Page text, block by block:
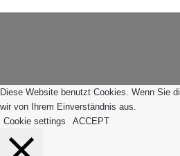
Diese Website benutzt Cookies. Wenn Sie
wir von Ihrem Einverständnis aus.
Cookie settings
ACCEPT